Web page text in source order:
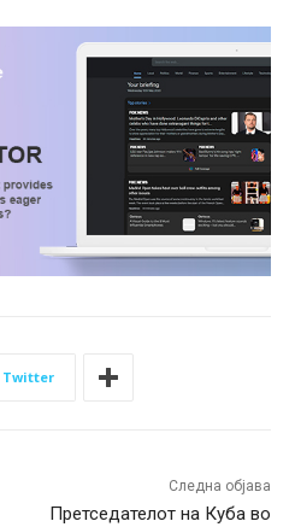
Twitter
Следна објава
Претседателот на Куба во